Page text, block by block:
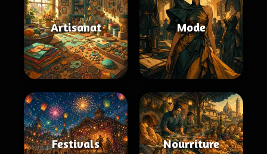
Artisanat Mode
Festivals Nourriture